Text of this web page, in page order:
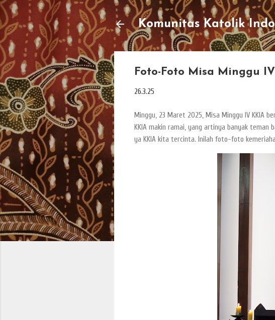
Komunitas Katolik
Foto-Foto Misa Minggu
26.3.25
Minggu, 23 Maret 2025, Misa Minggu IV KKIA
KKIA makin ramai, yang artinya banyak teman
ya KKIA kita tercinta. Inilah foto-foto